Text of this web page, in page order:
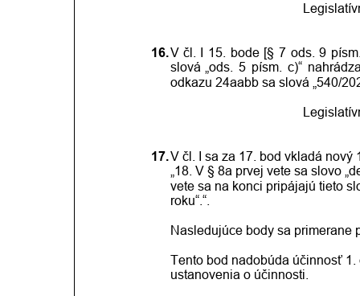
16.V čl. 15. bode [§ 7 ods. 9
slová „ods. 5 písm. c)“
odkazu 24aabb sa slová „540/
17.V čl. I sa za 17. bod vkladá nový
„18. V § 8a prvej vete sa slovo
vete sa na konci pripájajú tieto
roku“.“.
Nasledujúce body sa primerane
Tento bod nadobúda účinnosť
ustanovenia o účinnosti.